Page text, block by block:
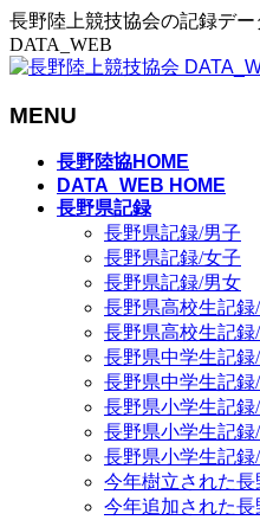
長野陸上競技協会の記録デ
DATA_WEB
MENU
長野陸協HOME
DATA_WEB HOME
長野県記録
長野県記録/男子
長野県記録/女子
長野県記録/男女
長野県高校生記録
長野県高校生記録
長野県中学生記録
長野県中学生記録
長野県小学生記録
長野県小学生記録
長野県小学生記録
今年樹立された長
今年追加された長